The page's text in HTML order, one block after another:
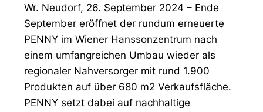
Wr. Neudorf, 26. September 2024 – Ende
September eröffnet der rundum erneuerte
PENNY im Wiener Hanssonzentrum nach
einem umfangreichen Umbau wieder als
regionaler Nahversorger mit rund 1.900
Produkten auf über 680 m2 Verkaufsfläche.
PENNY setzt dabei auf nachhaltige